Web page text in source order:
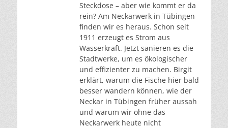
Steckdose – aber wie kommt er da
rein? Am Neckarwerk in Tübingen
finden wir es heraus. Schon seit
1911 erzeugt es Strom aus
Wasserkraft. Jetzt sanieren es die
Stadtwerke, um es ökologischer
und effizienter zu machen. Birgit
erklärt, warum die Fische hier bald
besser wandern können, wie der
Neckar in Tübingen früher aussah
und warum wir ohne das
Neckarwerk heute nicht